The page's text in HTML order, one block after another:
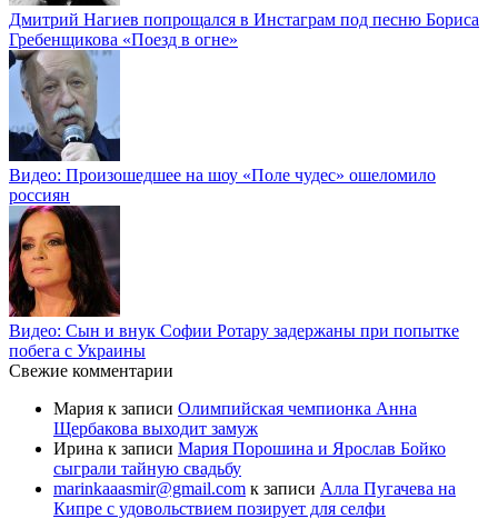
Дмитрий Нагиев попрощался в Инстаграм под песню Бориса
Гребенщикова «Поезд в огне»
Видео: Произошедшее на шоу «Поле чудес» ошеломило
россиян
Видео: Сын и внук Софии Ротару задержаны при попытке
побега с Украины
Свежие комментарии
Мария к записи Олимпийская чемпионка Анна
Щербакова выходит замуж
Ирина к записи Мария Порошина и Ярослав Бойко
сыграли тайную свадьбу
marinkaaasmir@gmail.com к записи Алла Пугачева на
Кипре с удовольствием позирует для селфи